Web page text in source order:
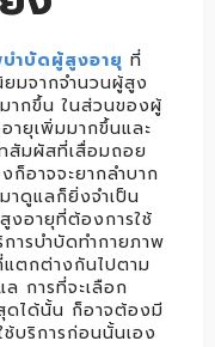
ำบัดผู้สูงอายุ ที่
มจากจำนวนผู้สูง
ากขึ้น ในส่วนของผู้
ายุเพิ่มมากขึ้นและ
สัมผัสที่เสื่อมถอย
ก็อาจจะยากลำบาก
าดูแลก็ยิ่งจำเป็น
งอายุที่ต้องการใช้
ารบำบัดทำกายภาพ
ตกต่างกันไปตาม
การที่จะเลือก
ดได้นั้น ก็อาจต้องมี
ช้บริการก่อนนั้นเอง